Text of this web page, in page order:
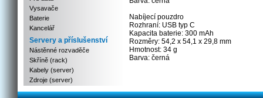
Vysavače
Baterie
Kancelář
Servery a příslušenství
Nástěnné rozvaděče
Skříně (rack)
Kabely (server)
Zdroje (server)
Nabíjecí pouzdro
Rozhraní: USB typ C
Kapacita baterie: 300 mAh
Rozměry: 54,2 x 54,1 x 29,8 mm
Hmotnost: 34 g
Barva: černá